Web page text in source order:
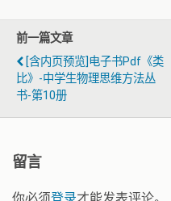
前一篇文章
[含内页预览]电子书pdf《类
比》-中学生物理思维方法丛
书-第10册
留言